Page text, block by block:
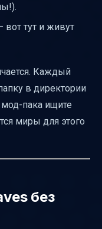
saves
вот тут и живут
Каждый
в директории
пака ищите
миры для этого
без